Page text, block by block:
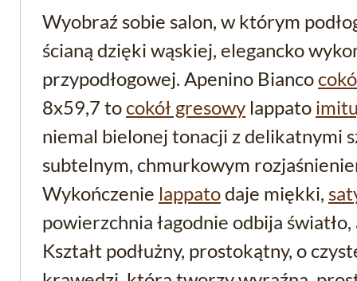
Wyobraź sobie salon, w którym
ścianą dzięki wąskiej, elegancko
przypodłogowej. Apenino Bianco
8x59,7 to cokół gresowy lappato
niemal bielonej tonacji z delikatnymi
subtelnym, chmurkowym
Wykończenie lappatodaje miękki,
powierzchnia łagodnie odbija
Kształt podłużny, prostokątny, o